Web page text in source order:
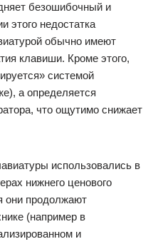
безошибочный и
этого недостатка
обычно имеют
клавиши. Кроме этого,
системой
а определяется
что ощутимо снижает
использовались в
нижнего ценового
они продолжают
(например в
и